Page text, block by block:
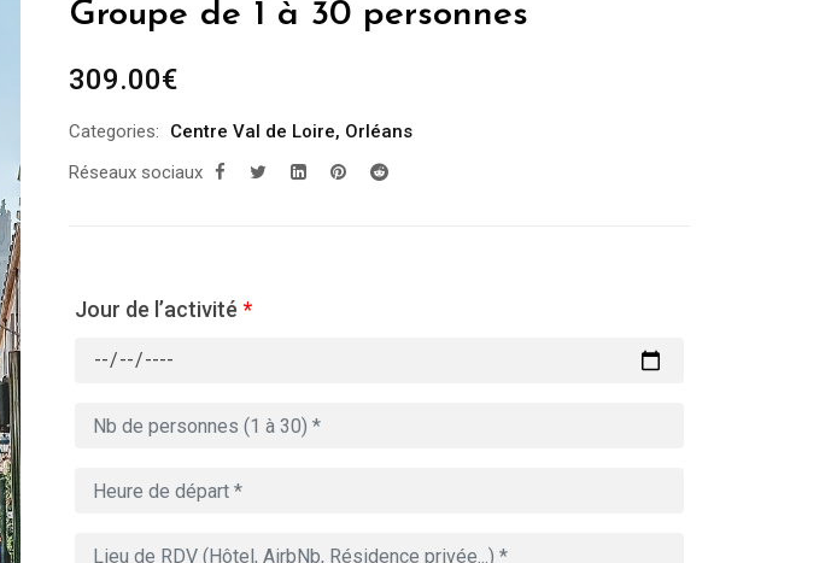
Groupe de 1 à 30 personnes
309.00€
Categories: Centre Val de Loire, Orléans
Réseaux sociaux
Jour de l’activité *